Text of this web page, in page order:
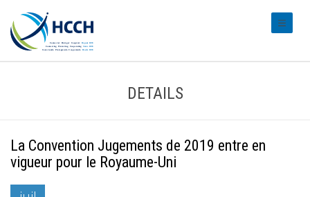
DETAILS
La Convention Jugements de 2019 entre en
vigueur pour le Royaume-Uni